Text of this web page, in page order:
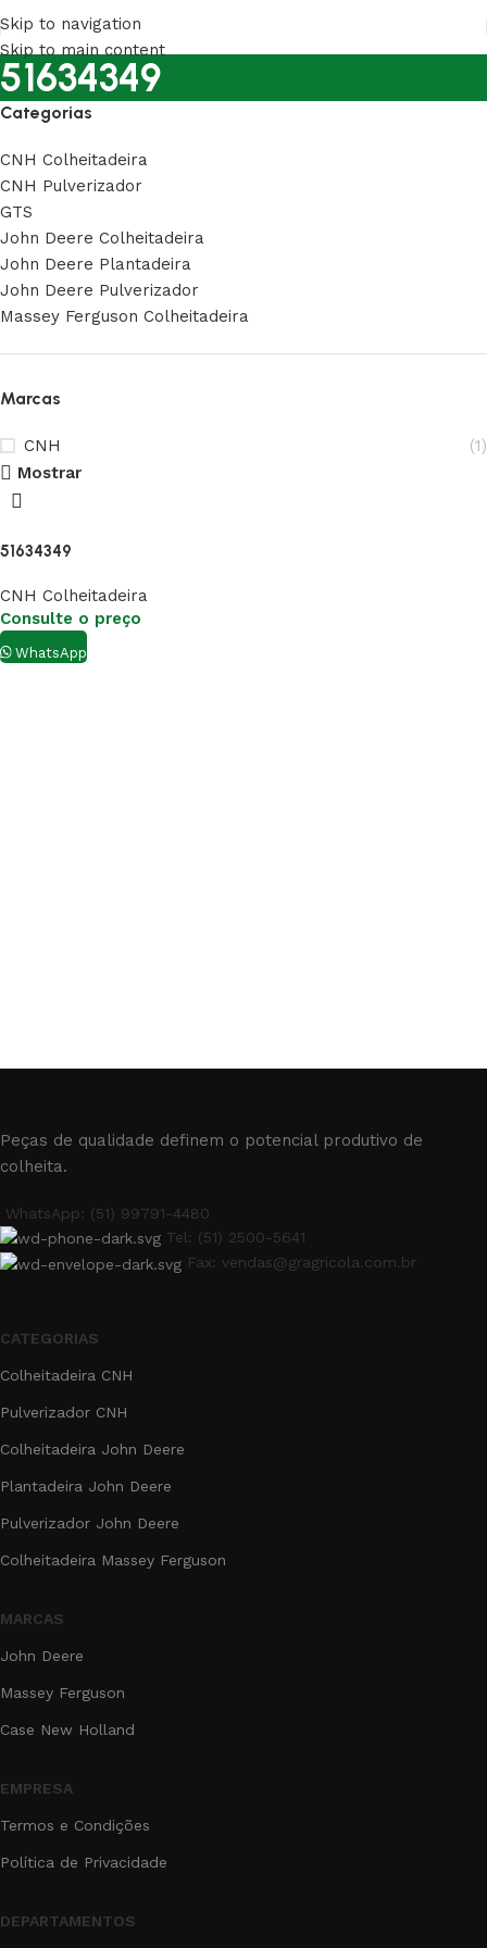
Skip to navigation
Skip to main content
51634349
Categorias
CNH Colheitadeira
CNH Pulverizador
GTS
John Deere Colheitadeira
John Deere Plantadeira
John Deere Pulverizador
Massey Ferguson Colheitadeira
Marcas
CNH
(1)
Mostrar
51634349
CNH Colheitadeira
Consulte o preço
WhatsApp
Peças de qualidade definem o potencial produtivo de
colheita.
WhatsApp: (51) 99791-4480
Tel: (51) 2500-5641
Fax: vendas@gragricola.com.br
CATEGORIAS
Colheitadeira CNH
Pulverizador CNH
Colheitadeira John Deere
Plantadeira John Deere
Pulverizador John Deere
Colheitadeira Massey Ferguson
MARCAS
John Deere
Massey Ferguson
Case New Holland
EMPRESA
Termos e Condições
Política de Privacidade
DEPARTAMENTOS